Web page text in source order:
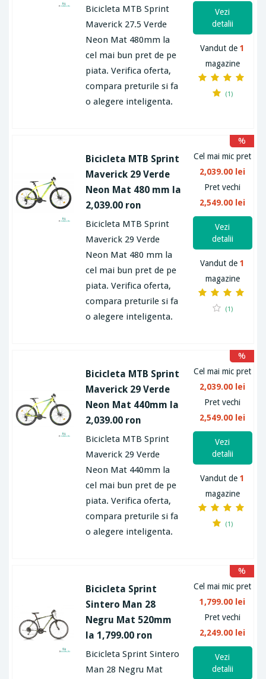
Bicicleta MTB Sprint
Maverick 27.5 Verde
Neon Mat 480mm la
cel mai bun pret de pe
piata. Verifica oferta,
compara preturile si fa
o alegere inteligenta.
Vezi
detalii
Vandut de1
magazine
(1)
Bicicleta MTB Sprint
Maverick 29 Verde
Neon Mat 480 mm la
2,039.00 ron
Bicicleta MTB Sprint
Maverick 29 Verde
Neon Mat 480 mm la
cel mai bun pret de pe
piata. Verifica oferta,
compara preturile si fa
o alegere inteligenta.
Cel mai mic pret
2,039.00 lei
Pret vechi
2,549.00 lei
%
Vezi
detalii
Vandut de1
magazine
(1)
Bicicleta MTB Sprint
Maverick 29 Verde
Neon Mat 440mm la
2,039.00 ron
Bicicleta MTB Sprint
Maverick 29 Verde
Neon Mat 440mm la
cel mai bun pret de pe
piata. Verifica oferta,
compara preturile si fa
o alegere inteligenta.
Cel mai mic pret
2,039.00 lei
Pret vechi
2,549.00 lei
%
Vezi
detalii
Vandut de1
magazine
(1)
Bicicleta Sprint
Sintero Man 28
Negru Mat 520mm
la 1,799.00 ron
Bicicleta Sprint Sintero
Man 28 Negru Mat
Cel mai mic pret
1,799.00 lei
Pret vechi
2,249.00 lei
%
Vezi
detalii